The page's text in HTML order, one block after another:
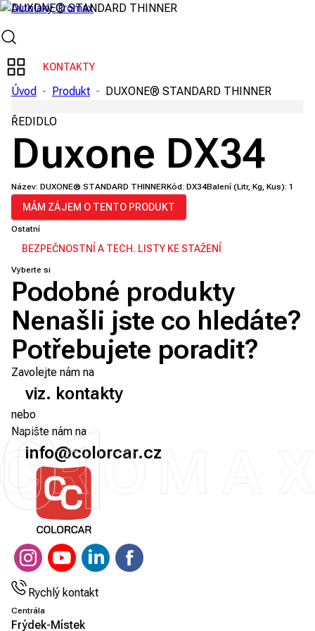
KONTAKTY
Úvod - Produkt - DUXONE® STANDARD THINNER
ŘEDIDLO
Duxone DX34
Název: DUXONE® STANDARD THINNERKód: DX34Balení (Litr, Kg, Kus): 1
MÁM ZÁJEM O TENTO PRODUKT
Ostatní
BEZPEČNOSTNÍ A TECH. LISTY KE STAŽENÍ
01
Vyberte si
Podobné produkty
Nenašli jste co hledáte?
Potřebujete poradit?
Zavolejte nám na
viz. kontakty
nebo
Napište nám na
info@colorcar.cz
Rychlý kontakt
Centrála
Frýdek-Místek